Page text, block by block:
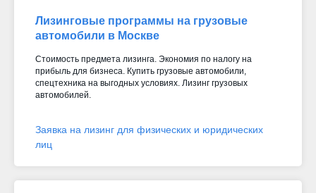
Лизинговые программы на грузовые
автомобили в Москве
Стоимость предмета лизинга. Экономия по налогу на
прибыль для бизнеса. Купить грузовые автомобили,
спецтехника на выгодных условиях. Лизинг грузовых
автомобилей.
Заявка на лизинг для физических и юридических
лиц